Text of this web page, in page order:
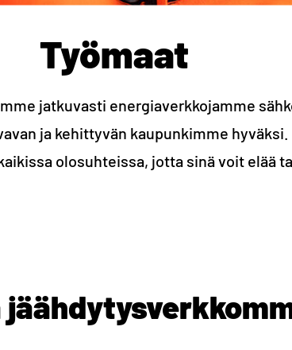
Työmaat
jatkuvasti energiaverkkojamme
ja kehittyvän kaupunkimme
olosuhteissa, jotta sinä voit elää